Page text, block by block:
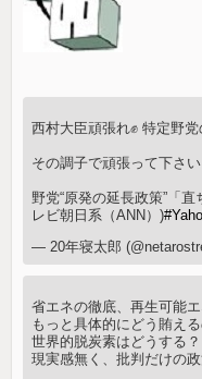
西村大臣頑張れ✊ 特定野党
その調子で頑張って下さ
野党“原発の延長政策”「
レビ朝日系（ANN）)
— 20年寝太郎
省エネの徹底、再生可能
もっと具体的にどう賄え
世界的脱炭素はどうする？
現実感無く、批判だけの政